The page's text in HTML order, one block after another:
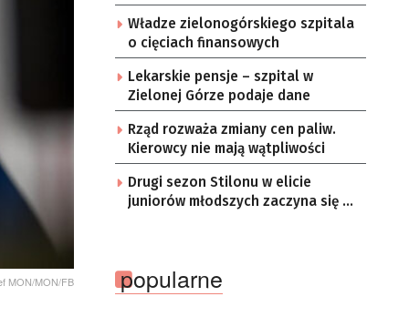
MON/MON/FB
starzy znajomi
Władze zielonogórskiego szpitala
o cięciach finansowych
Lekarskie pensje – szpital w
Zielonej Górze podaje dane
Rząd rozważa zmiany cen paliw.
Kierowcy nie mają wątpliwości
Drugi sezon Stilonu w elicie
juniorów młodszych zaczyna się w
popularne